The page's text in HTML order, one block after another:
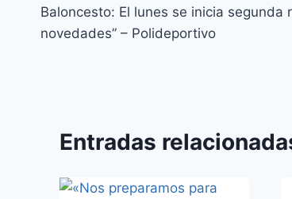
Baloncesto: El lunes se inicia segunda
novedades” – Polideportivo
Entradas